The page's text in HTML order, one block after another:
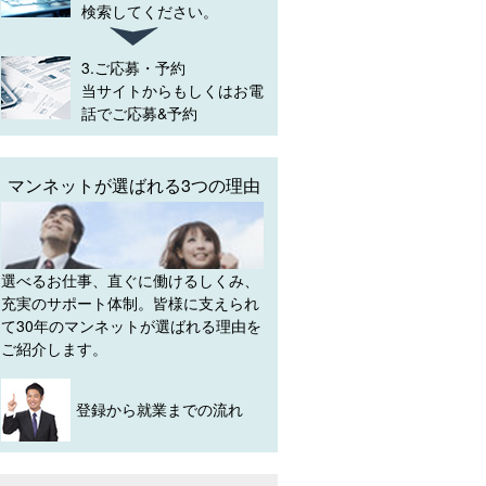
検索してください。
3.ご応募・予約
当サイトからもしくはお電
話でご応募&予約
マンネットが選ばれる3つの理由
選べるお仕事、直ぐに働けるしくみ、
充実のサポート体制。皆様に支えられ
て30年のマンネットが選ばれる理由を
ご紹介します。
登録から就業までの流れ